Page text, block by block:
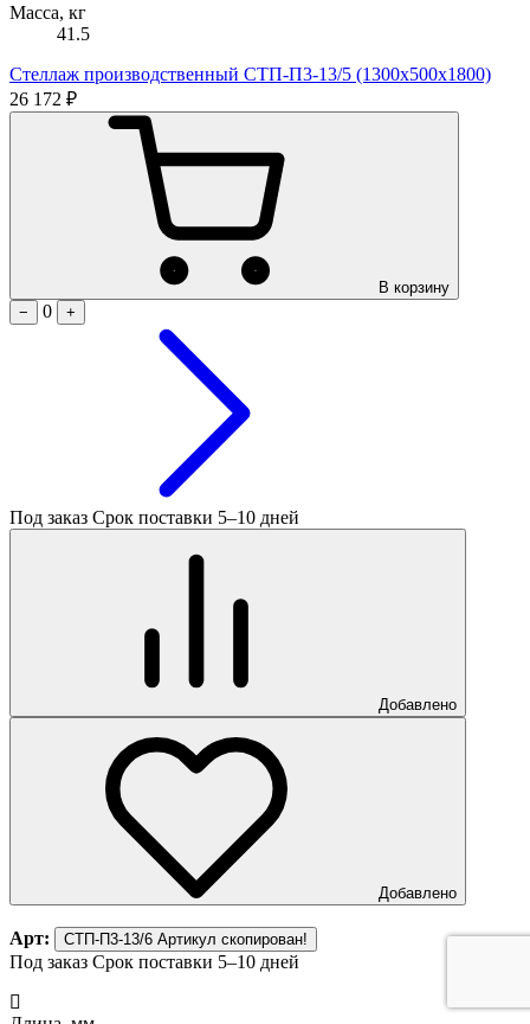
Масса, кг
41.5
Стеллаж производственный СТП-П3-13/5 (1300х500х1800)
26 172 ₽
В корзину
−
0 +
Под заказ Срок поставки 5–10 дней
Добавлено
Добавлено
Арт: СТП-П3-13/6 Артикул скопирован!
Под заказ Срок поставки 5–10 дней